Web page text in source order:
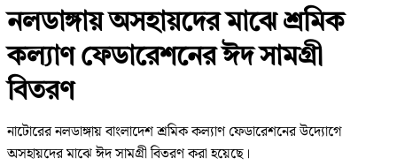
নলডাঙ্গায় অসহায়দের মাঝে শ্রমিক
কল্যাণ ফেডারেশনের ঈদ সামগ্রী
বিতরণ
নাটোরের নলডাঙ্গায় বাংলাদেশ শ্রমিক কল্যাণ ফেডারেশনের উদ্যোগে
অসহায়দের মাঝে ঈদ সামগ্রী বিতরণ করা হয়েছে।